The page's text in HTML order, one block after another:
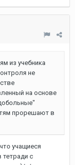
из учебника
не
на основе
прорешают в
учащиеся
тетради с